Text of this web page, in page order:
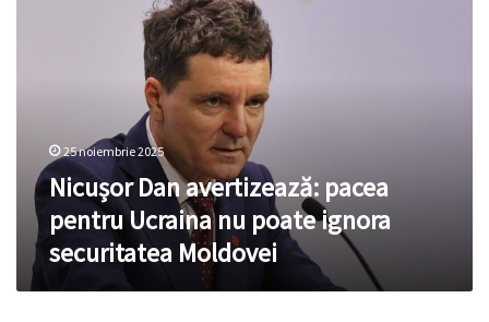
ignora
securitatea
Moldovei
25 noiembrie 2025
Nicușor Dan avertizează: pacea
pentru Ucraina nu poate ignora
securitatea Moldovei